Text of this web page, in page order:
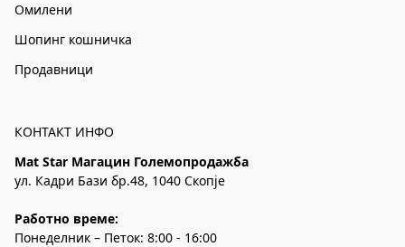
Омилени
Шопинг кошничка
Продавници
КОНТАКТ ИНФО
Mat Star Магацин Големопродажба
ул. Кадри Бази бр.48, 1040 Скопје
Работно време:
Понеделник – Петок: 8:00 - 16:00